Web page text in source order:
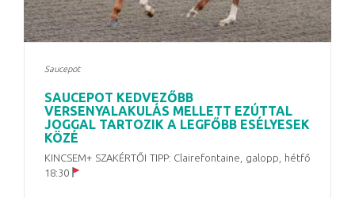
Saucepot
SAUCEPOT KEDVEZŐBB
VERSENYALAKULÁS MELLETT EZÚTTAL
JOGGAL TARTOZIK A LEGFŐBB ESÉLYESEK
KÖZÉ
KINCSEM+ SZAKÉRTŐI TIPP: Clairefontaine, galopp, hétfő
18:30